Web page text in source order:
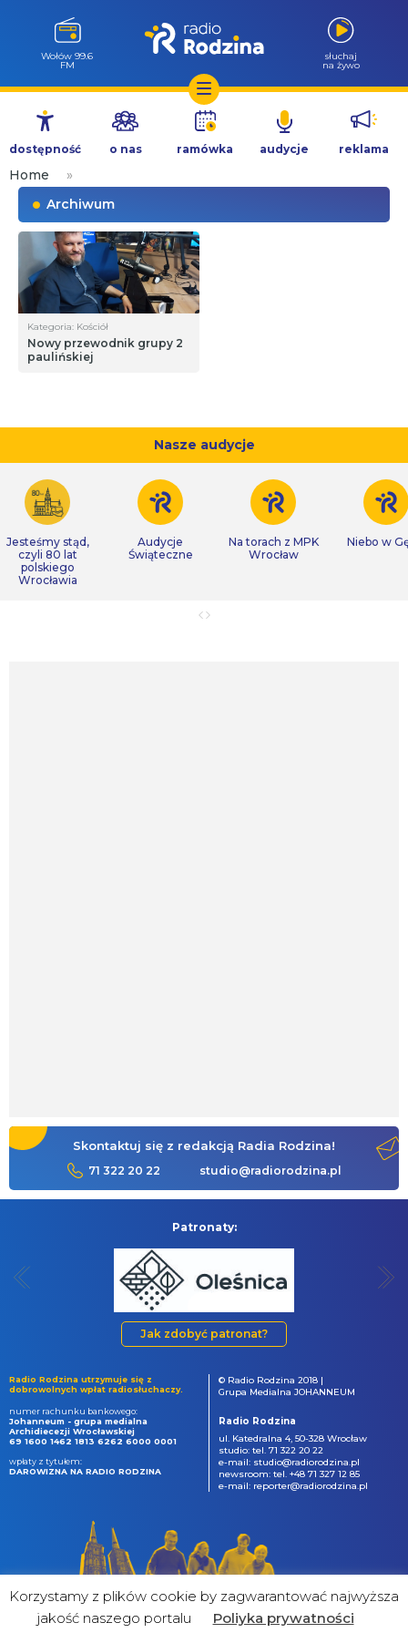
Przejdź
treści
Wołów 99.6
FM
słuchaj
na żywo
dostępność o nas ramówka audycje reklama
Home
»
Archiwum
Kategoria: Kościół
Nowy przewodnik grupy 2
paulińskiej
Nasze audycje
Jesteśmy stąd,
czyli 80 lat
polskiego
Wrocławia
Audycje
Świąteczne
Na torach z MPK
Wrocław
Niebo w
Skontaktuj się z redakcją Radia Rodzina!
71 322 20 22 studio@radiorodzina.pl
Patronaty:
Jak zdobyć patronat?
Radio Rodzina utrzymuje się z
dobrowolnych wpłat radiosłuchaczy.
numer rachunku bankowego:
Johanneum - grupa medialna
Archidiecezji Wrocławskiej
69 1600 1462 1813 6262 6000 0001
wpłaty z tytułem:
DAROWIZNA NA RADIO RODZINA
© Radio Rodzina 2018 |
Grupa Medialna JOHANNEUM
Radio Rodzina
ul. Katedralna 4, 50-328 Wrocław
studio: tel. 71 322 20 22
e-mail: studio@radiorodzina.pl
newsroom: tel. +48 71 327 12 85
e-mail: reporter@radiorodzina.pl
Korzystamy z plików cookie by zagwarantować najwyższa
jakość naszego portalu
Poliyka prywatności